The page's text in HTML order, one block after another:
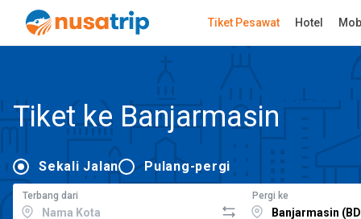
Tiket Pesawat Hotel
Tiket ke Banjarmasin
Sekali Jalan Pulang-pergi
Terbang dari Pergi ke